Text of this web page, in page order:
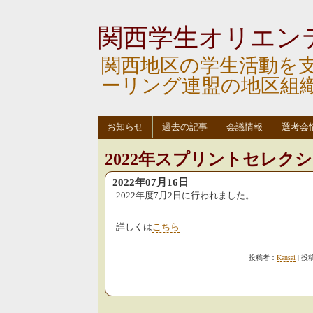
関西学生オリエン
関西地区の学生活動を
ーリング連盟の地区組
お知らせ 過去の記事 会議情報 選考会
2022年スプリントセレク
2022年07月16日
2022年度7月2日に行われました。
詳しくは こちら
投稿者： Kansai | 投